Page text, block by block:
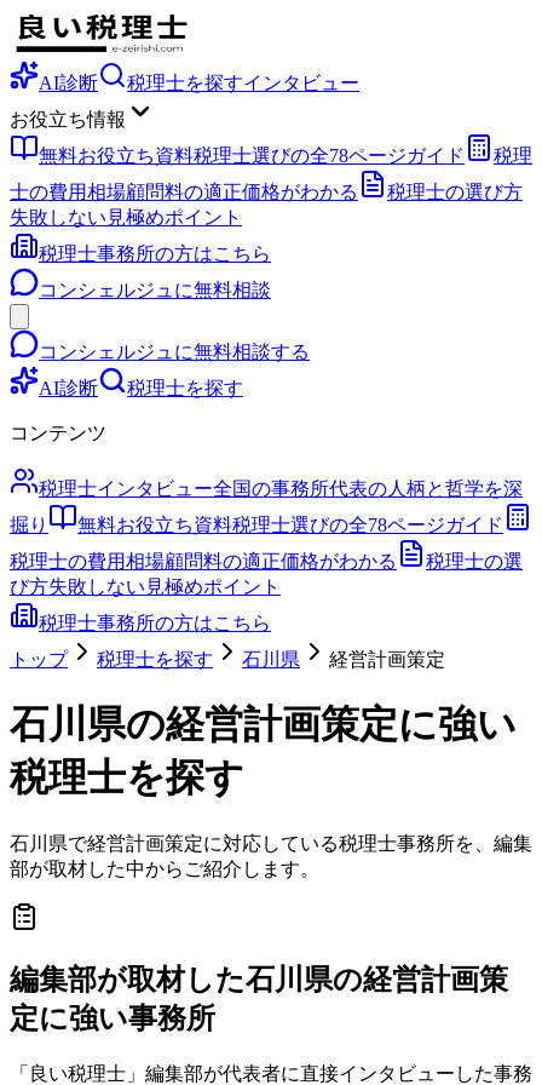
AI診断 税理士を探すインタビュー
お役立ち情報
無料お役立ち資料税理士選びの全78ページガイド
税理
士の費用相場顧問料の適正価格がわかる
税理士の選び方
失敗しない見極めポイント
税理士事務所の方はこちら
コンシェルジュに無料相談
コンシェルジュに無料相談する
AI診断
税理士を探す
コンテンツ
税理士インタビュー全国の事務所代表の人柄と哲学を深
掘り
無料お役立ち資料税理士選びの全78ページガイド
税理士の費用相場顧問料の適正価格がわかる
税理士の選
び方失敗しない見極めポイント
税理士事務所の方はこちら
トップ
税理士を探す 石川県 経営計画策定
石川県の経営計画策定に強い
税理士を探す
石川県で経営計画策定に対応している税理士事務所を、編集
部が取材した中からご紹介します。
編集部が取材した石川県の経営計画策
定に強い事務所
「良い税理士」編集部が代表者に直接インタビューした事務